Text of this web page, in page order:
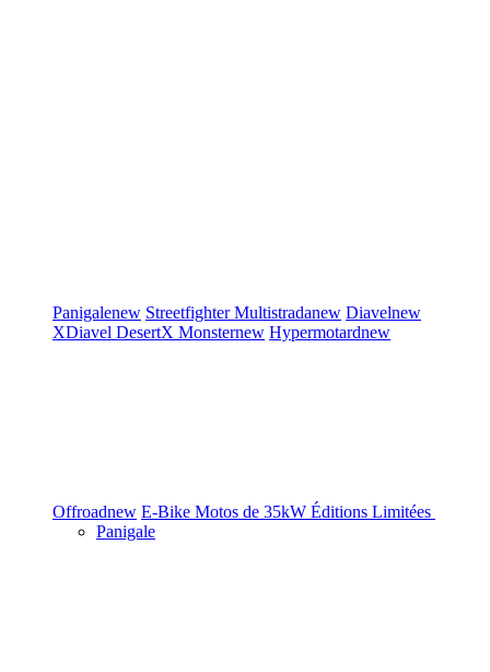
Panigalenew StreetfighterMultistradanew Diavelnew
XDiavel DesertX Monsternew Hypermotardnew
Offroadnew E-Bike Motos de 35kW Éditions Limitées
Panigale